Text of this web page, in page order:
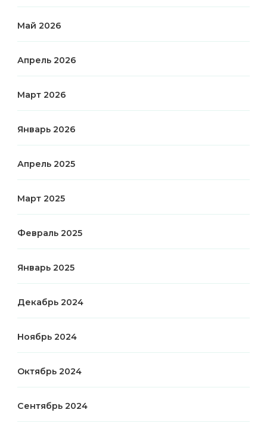
Май 2026
Апрель 2026
Март 2026
Январь 2026
Апрель 2025
Март 2025
Февраль 2025
Январь 2025
Декабрь 2024
Ноябрь 2024
Октябрь 2024
Сентябрь 2024